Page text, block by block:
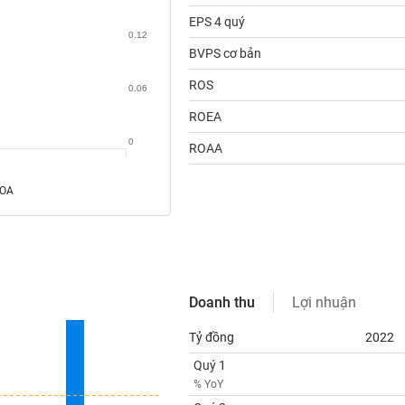
0
0.06
0.12
EPS 4 quý
BVPS cơ bản
ROS
ROEA
ROAA
Doanh thu Lợi nhuận
Tỷ đồng
2022
Quý 1
% YoY